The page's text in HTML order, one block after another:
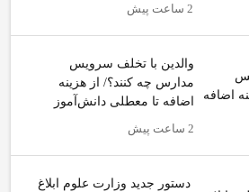
2 ساعت پیش
والدین با تخلف سرویس
مدارس چه کنند؟/ از هزینه
اضافه تا معطلی دانش‌آموز
2 ساعت پیش
دستور جدید وزارت علوم ابلاغ